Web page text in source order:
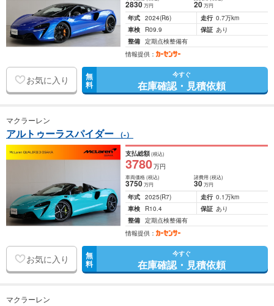
2830万円 20 万円
年式 2024(R6) 走行 0.7万km
車検
R09.9 保証 あり
整備 定期点検整備有
情報提供：
お気に入り 無
料
今すぐ
在庫確認・見積依頼
マクラーレン
アルトゥーラスパイダー （-）
支払総額(税込)
3780万円
車両価格(税込)
3750万円
諸費用 (税込)
30 万円
年式 2025(R7) 走行 0.1万km
車検
R10.4 保証 あり
整備 定期点検整備有
情報提供：
お気に入り 無
料
今すぐ
在庫確認・見積依頼
マクラーレン